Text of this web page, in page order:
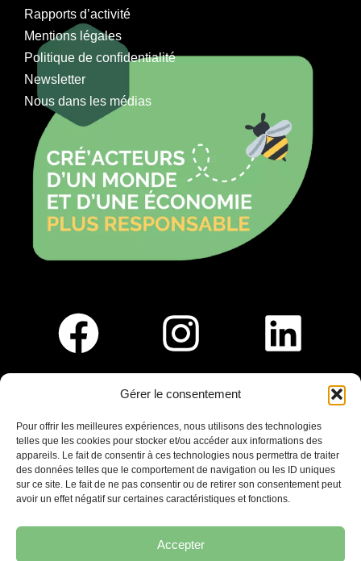
Gérer le consentement
Pour offrir les meilleures expériences, nous utilisons des technologies
telles que les cookies pour stocker et/ou accéder aux informations des
appareils. Le fait de consentir à ces technologies nous permettra de traiter
des données telles que le comportement de navigation ou les ID uniques
sur ce site. Le fait de ne pas consentir ou de retirer son consentement peut
avoir un effet négatif sur certaines caractéristiques et fonctions.
Accepter
Rapports d’activité
Mentions légales
Politique de confidentialité
Newsletter
Nous dans les médias
Saint-Germain-En-Laye
Ligne R2-Nord
Tramway T13
20mins à pied du RER A